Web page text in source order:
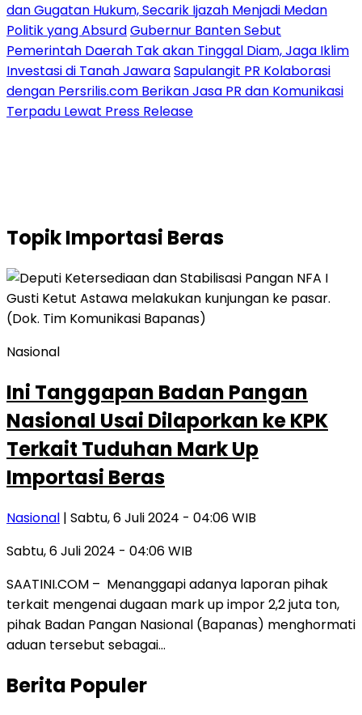
dan Gugatan Hukum, Secarik Ijazah Menjadi Medan
Politik yang AbsurdGubernur Banten Sebut
Pemerintah Daerah Tak akan Tinggal Diam, Jaga Iklim
Investasi di Tanah JawaraSapulangit PR Kolaborasi
dengan Persrilis.com Berikan Jasa PR dan Komunikasi
Terpadu Lewat Press Release
TopikImportasi Beras
Nasional
Ini Tanggapan Badan Pangan
Nasional Usai Dilaporkan ke KPK
Terkait Tuduhan Mark Up
Importasi Beras
Nasional | Sabtu, 6 Juli 2024 - 04:06 WIB
Sabtu, 6 Juli 2024 - 04:06 WIB
SAATINI.COM – Menanggapi adanya laporan pihak
terkait mengenai dugaan mark up impor 2,2 juta ton,
pihak Badan Pangan Nasional (Bapanas) menghormati
aduan tersebut sebagai…
Berita Populer